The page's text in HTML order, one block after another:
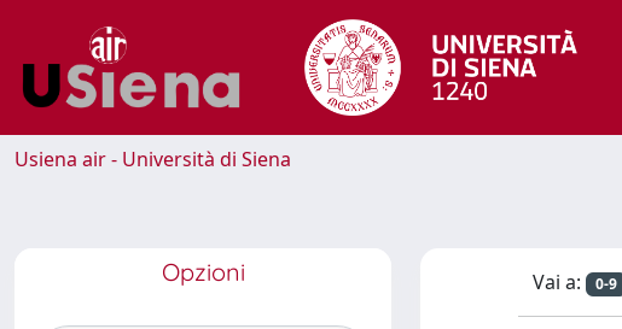
Usiena air - Università di Siena
Opzioni Vai a: 0-9